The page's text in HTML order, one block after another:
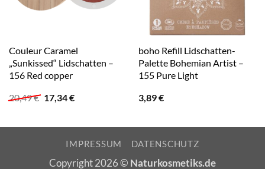
Couleur Caramel
„Sunkissed“ Lidschatten –
156 Red copper
20,49€ Ursprünglicher
Preis
20,49 €
17,34€Aktueller
17,34 €.
boho Refill Lidschatten-
Palette Bohemian Artist –
155 Pure Light
3,89€
IMPRESSUM DATENSCHUTZ
Copyright 2026 © Naturkosmetiks.de